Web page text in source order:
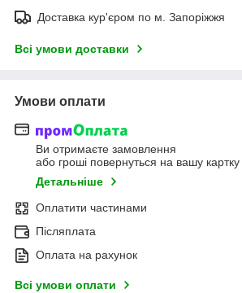
Доставка кур'єром по м. Запоріжжя
Всі умови доставки
Умови оплати
Ви отримаєте замовлення
або гроші повернуться на вашу картку
Детальніше
Оплатити частинами
Післяплата
Оплата на рахунок
Всі умови оплати